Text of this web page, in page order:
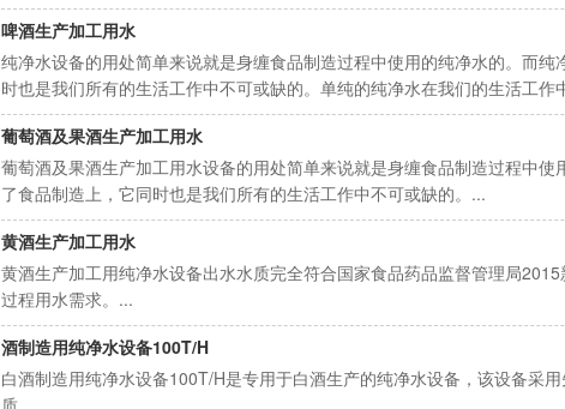
啤酒生产加工用水
纯净水设备的用处简单来说就是身缠食品制造过程中使用的纯净水的。而
时也是我们所有的生活工作中不可或缺的。单纯的纯净水在我们的生活工
的设...
葡萄酒及果酒生产加工用水
葡萄酒及果酒生产加工用水设备的用处简单来说就是身缠食品制造过程中
了食品制造上，它同时也是我们所有的生活工作中不可或缺的。...
黄酒生产加工用水
黄酒生产加工用纯净水设备出水水质完全符合国家食品药品监督管理局
过程用水需求。...
酒制造用纯净水设备100T/H
白酒制造用纯净水设备100T/H是专用于白酒生产的纯净水设备，该设备采
质。...